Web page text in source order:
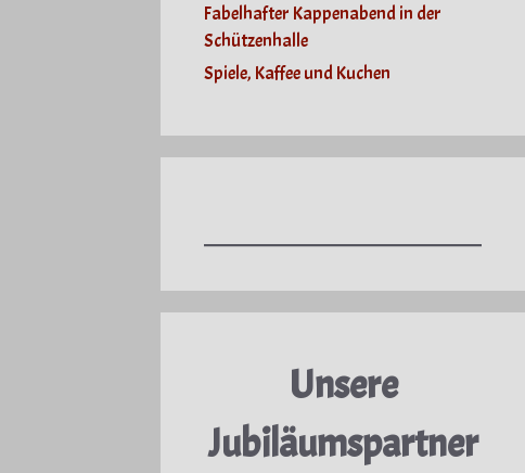
Fabelhafter Kappenabend in der
Schützenhalle
Spiele, Kaffee und Kuchen
Unsere
Jubiläumspartner